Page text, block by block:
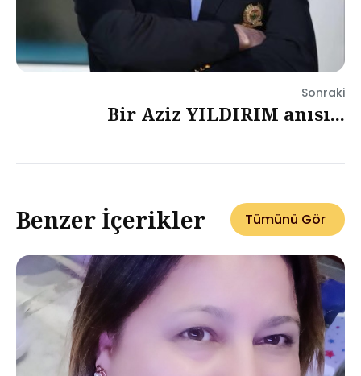
Sonraki
Bir Aziz YILDIRIM anısı...
Benzer İçerikler Tümünü Gör